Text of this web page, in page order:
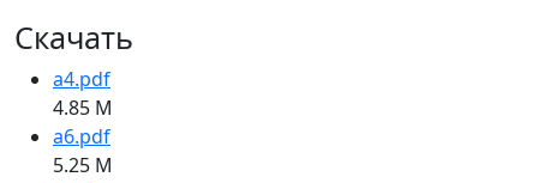
Скачать
a4.pdf
4.85 M
a6.pdf
5.25 M